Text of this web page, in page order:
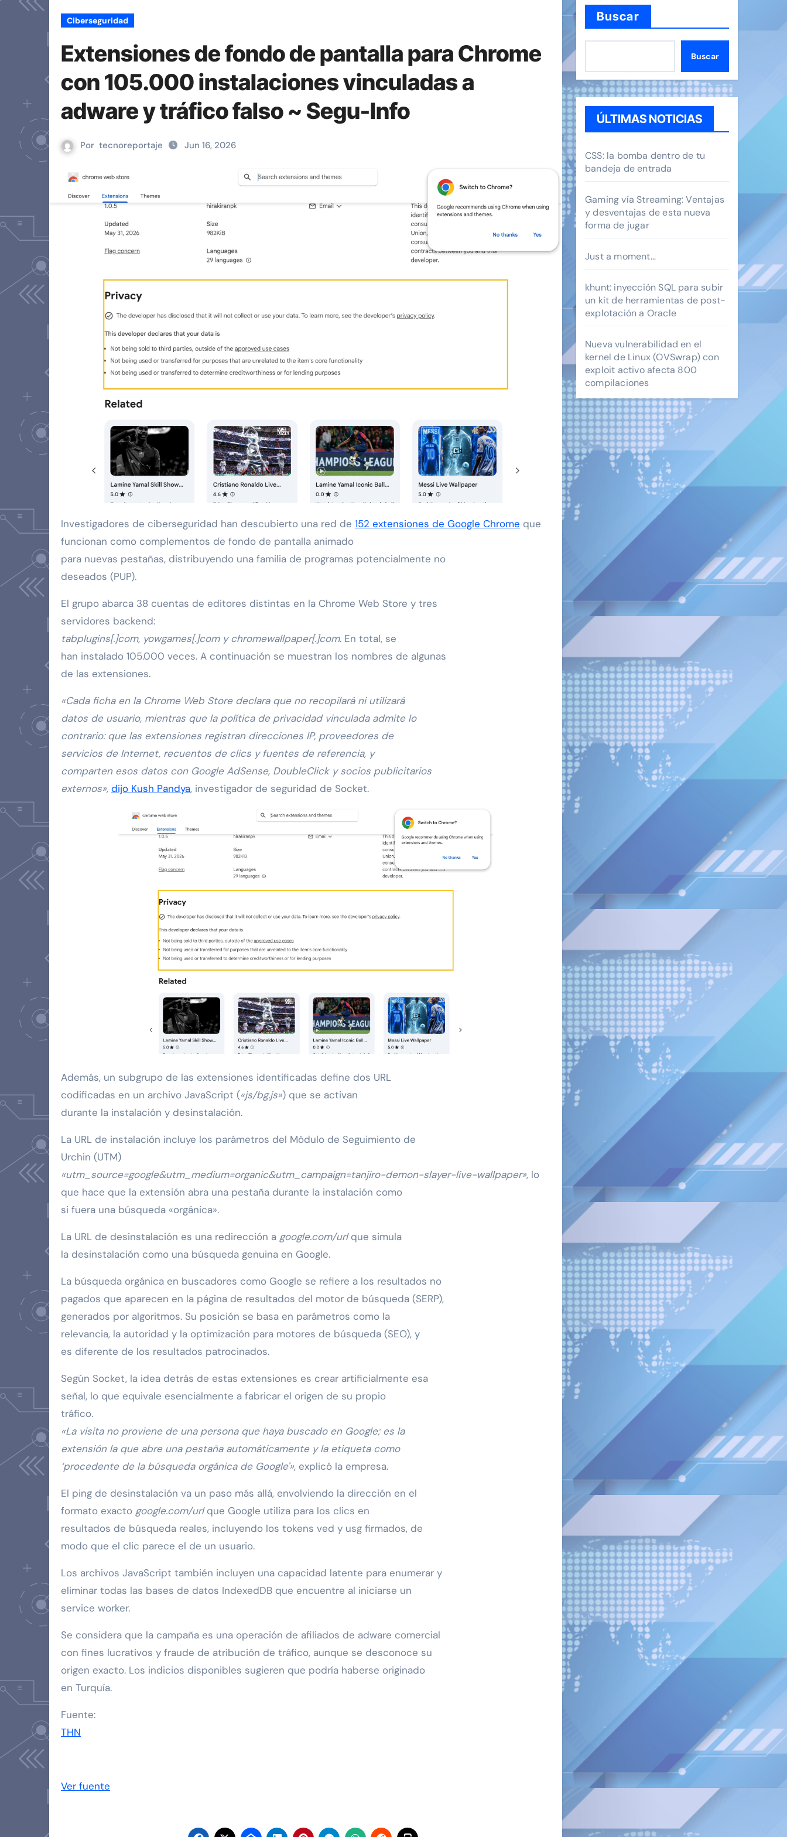
Ciberseguridad
Extensiones de fondo de pantalla para Chrome
con 105.000 instalaciones vinculadas a
adware y tráfico falso ~ Segu-Info
Por tecnoreportaje Jun 16, 2026
Investigadores de ciberseguridad han descubierto una red de 152 extensiones de Google Chrome que
funcionan como complementos de fondo de pantalla animado
para nuevas pestañas, distribuyendo una familia de programas potencialmente no
deseados (PUP).
El grupo abarca 38 cuentas de editores distintas en la Chrome Web Store y tres
servidores backend:
tabplugins[.]com, yowgames[.]com y chromewallpaper[.]com. En total, se
han instalado 105.000 veces. A continuación se muestran los nombres de algunas
de las extensiones.
«Cada ficha en la Chrome Web Store declara que no recopilará ni utilizará
datos de usuario, mientras que la política de privacidad vinculada admite lo
contrario: que las extensiones registran direcciones IP, proveedores de
servicios de Internet, recuentos de clics y fuentes de referencia, y
comparten esos datos con Google AdSense, DoubleClick y socios publicitarios
externos», dijo Kush Pandya, investigador de seguridad de Socket.
Además, un subgrupo de las extensiones identificadas define dos URL
codificadas en un archivo JavaScript («js/bg.js») que se activan
durante la instalación y desinstalación.
La URL de instalación incluye los parámetros del Módulo de Seguimiento de
Urchin (UTM)
«utm_source=google&utm_medium=organic&utm_campaign=tanjiro-demon-slayer-live-wallpaper», lo
que hace que la extensión abra una pestaña durante la instalación como
si fuera una búsqueda «orgánica».
La URL de desinstalación es una redirección a google.com/urlque simula
la desinstalación como una búsqueda genuina en Google.
La búsqueda orgánica en buscadores como Google se refiere a los resultados no
pagados que aparecen en la página de resultados del motor de búsqueda (SERP),
generados por algoritmos. Su posición se basa en parámetros como la
relevancia, la autoridad y la optimización para motores de búsqueda (SEO), y
es diferente de los resultados patrocinados.
Según Socket, la idea detrás de estas extensiones es crear artificialmente esa
señal, lo que equivale esencialmente a fabricar el origen de su propio
tráfico.
«La visita no proviene de una persona que haya buscado en Google; es la
extensión la que abre una pestaña automáticamente y la etiqueta como
‘procedente de la búsqueda orgánica de Google'», explicó la empresa.
El ping de desinstalación va un paso más allá, envolviendo la dirección en el
formato exacto google.com/urlque Google utiliza para los clics en
resultados de búsqueda reales, incluyendo los tokens ved y usg firmados, de
modo que el clic parece el de un usuario.
Los archivos JavaScript también incluyen una capacidad latente para enumerar y
eliminar todas las bases de datos IndexedDB que encuentre al iniciarse un
service worker.
Se considera que la campaña es una operación de afiliados de adware comercial
con fines lucrativos y fraude de atribución de tráfico, aunque se desconoce su
origen exacto. Los indicios disponibles sugieren que podría haberse originado
en Turquía.
Fuente:
THN
Ver fuente
Buscar
Buscar
ÚLTIMAS NOTICIAS
CSS: la bomba dentro de tu
bandeja de entrada
Gaming vía Streaming: Ventajas
y desventajas de esta nueva
forma de jugar
Just a moment…
khunt: inyección SQL para subir
un kit de herramientas de post-
explotación a Oracle
Nueva vulnerabilidad en el
kernel de Linux (OVSwrap) con
exploit activo afecta 800
compilaciones